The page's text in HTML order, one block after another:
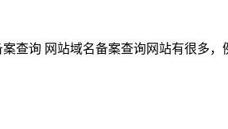
查询 网站域名备案查询网站有很多，